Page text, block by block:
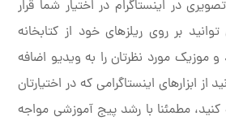
در اینستاگرام در اختیار شما قرار
بر روی ریلزهای خود از کتابخانه
و موزیک مورد نظرتان را به ویدیو اضافه
از ابزارهای اینستاگرامی که در اختیارتان
کنید، مطمئنا با رشد پیج آموزشی مواجه